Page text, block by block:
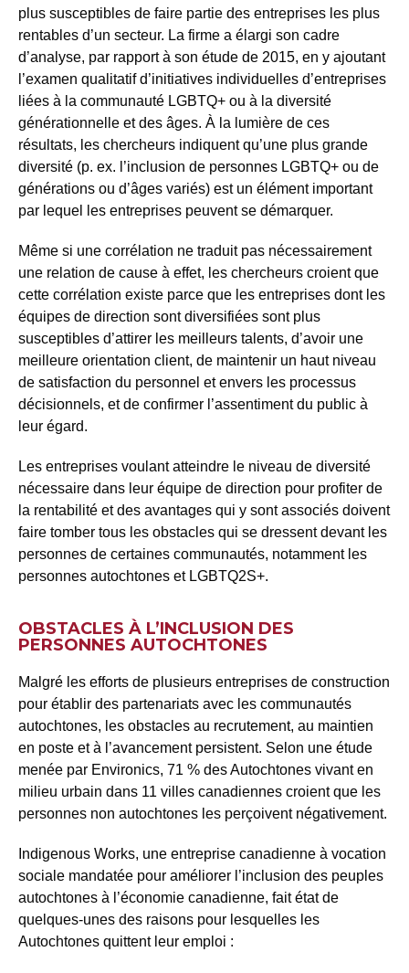
plus susceptibles de faire partie des entreprises les plus
rentables d’un secteur. La firme a élargi son cadre
d’analyse, par rapport à son étude de 2015, en y ajoutant
l’examen qualitatif d’initiatives individuelles d’entreprises
liées à la communauté LGBTQ+ ou à la diversité
générationnelle et des âges. À la lumière de ces
résultats, les chercheurs indiquent qu’une plus grande
diversité (p. ex. l’inclusion de personnes LGBTQ+ ou de
générations ou d’âges variés) est un élément important
par lequel les entreprises peuvent se démarquer.
Même si une corrélation ne traduit pas nécessairement
une relation de cause à effet, les chercheurs croient que
cette corrélation existe parce que les entreprises dont les
équipes de direction sont diversifiées sont plus
susceptibles d’attirer les meilleurs talents, d’avoir une
meilleure orientation client, de maintenir un haut niveau
de satisfaction du personnel et envers les processus
décisionnels, et de confirmer l’assentiment du public à
leur égard.
Les entreprises voulant atteindre le niveau de diversité
nécessaire dans leur équipe de direction pour profiter de
la rentabilité et des avantages qui y sont associés doivent
faire tomber tous les obstacles qui se dressent devant les
personnes de certaines communautés, notamment les
personnes autochtones et LGBTQ2S+.
OBSTACLES À L’INCLUSION DES
PERSONNES AUTOCHTONES
Malgré les efforts de plusieurs entreprises de construction
pour établir des partenariats avec les communautés
autochtones, les obstacles au recrutement, au maintien
en poste et à l’avancement persistent. Selon une étude
menée par Environics, 71 % des Autochtones vivant en
milieu urbain dans 11 villes canadiennes croient que les
personnes non autochtones les perçoivent négativement.
Indigenous Works, une entreprise canadienne à vocation
sociale mandatée pour améliorer l’inclusion des peuples
autochtones à l’économie canadienne, fait état de
quelques-unes des raisons pour lesquelles les
Autochtones quittent leur emploi :